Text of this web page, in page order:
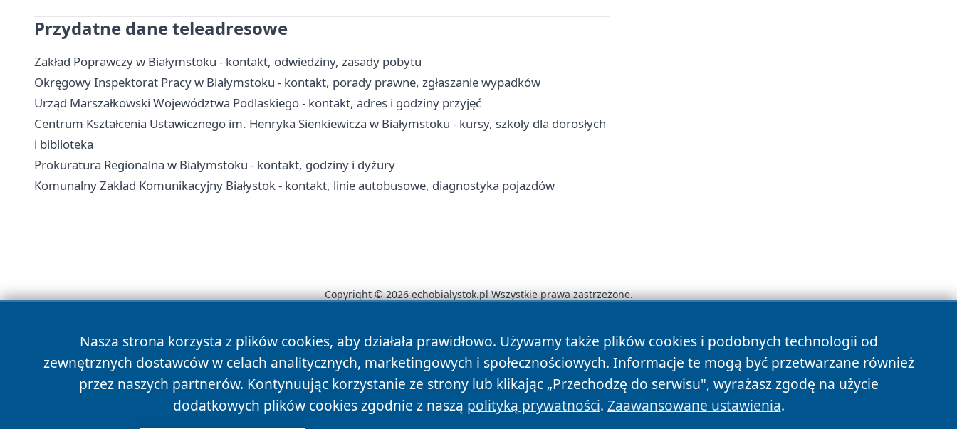
Przydatne dane teleadresowe
Zakład Poprawczy w Białymstoku - kontakt, odwiedziny, zasady pobytu
Okręgowy Inspektorat Pracy w Białymstoku - kontakt, porady prawne, zgłaszanie wypadków
Urząd Marszałkowski Województwa Podlaskiego - kontakt, adres i godziny przyjęć
Centrum Kształcenia Ustawicznego im. Henryka Sienkiewicza w Białymstoku - kursy, szkoły dla dorosłych
i biblioteka
Prokuratura Regionalna w Białymstoku - kontakt, godziny i dyżury
Komunalny Zakład Komunikacyjny Białystok - kontakt, linie autobusowe, diagnostyka pojazdów
Nasza strona korzysta z plików cookies, aby działała prawidłowo. Używamy także plików cookies i podobnych technologii od
zewnętrznych dostawców w celach analitycznych, marketingowych i społecznościowych. Informacje te mogą być przetwarzane również
przez naszych partnerów. Kontynuując korzystanie ze strony lub klikając „Przechodzę do serwisu", wyrażasz zgodę na użycie
dodatkowych plików cookies zgodnie z naszą polityką prywatności. Zaawansowane ustawienia.
Copyright © 2026 echobialystok.pl Wszystkie prawa zastrzeżone.
News Autorzy Polityka Prywatności Polityka Cookies